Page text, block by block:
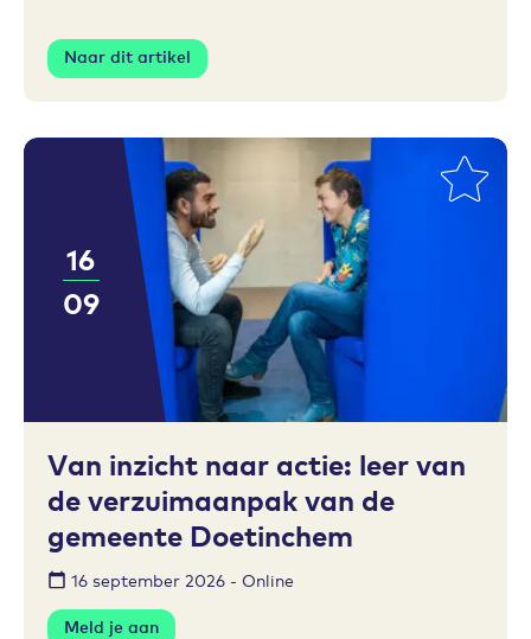
Naar dit artikel
Toevoegen aan favorieten
16
09
Van inzicht naar actie: leer van
de verzuimaanpak van de
gemeente Doetinchem
16 september 2026 - Online
Meld je aan